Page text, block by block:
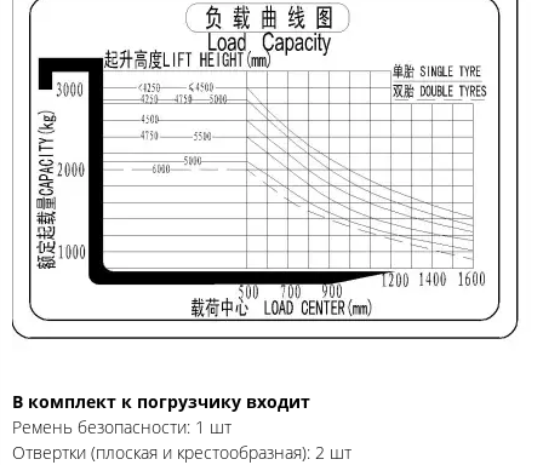
В комплект к погрузчику входит
Ремень безопасности: 1 шт
Отвертки (плоская и крестообразная): 2 шт